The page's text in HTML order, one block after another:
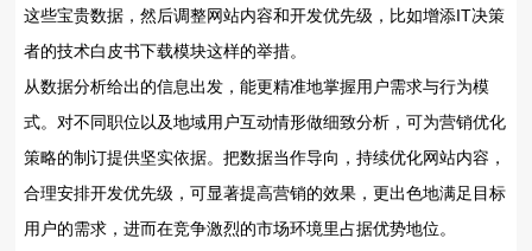
这些宝贵数据，然后调整网站内容和开发优先级，比如增添IT决策
者的技术白皮书下载模块这样的举措。
从数据分析给出的信息出发，能更精准地掌握用户需求与行为模
式。对不同职位以及地域用户互动情形做细致分析，可为营销优化
策略的制订提供坚实依据。把数据当作导向，持续优化网站内容，
合理安排开发优先级，可显著提高营销的效果，更出色地满足目标
用户的需求，进而在竞争激烈的市场环境里占据优势地位。